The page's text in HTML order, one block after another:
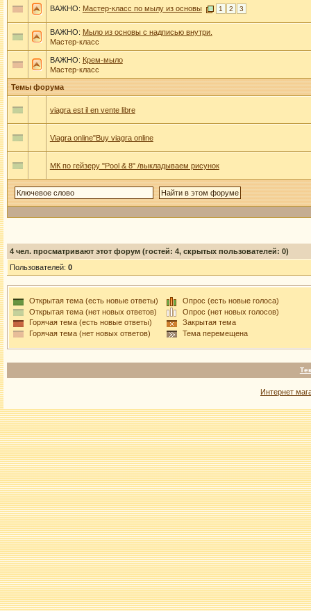
ВАЖНО: Мастер-класс по мылу из основы 1 2 3
ВАЖНО: Мыло из основы с надписью внутри.
Мастер-класс
ВАЖНО: Крем-мыло
Мастер-класс
Темы форума
viagra est il en vente libre
Viagra online"Buy viagra online
МК по гейзеру "Pool & 8" /выкладываем рисунок
4чел. просматривают этот форум (гостей: 4, скрытых пользователей: 0)
Пользователей: 0
Открытая тема (есть новые ответы)
Открытая тема (нет новых ответов)
Горячая тема (есть новые ответы)
Горячая тема (нет новых ответов)
Опрос (есть новые голоса)
Опрос (нет новых голосов)
Закрытая тема
Тема перемещена
Интернет